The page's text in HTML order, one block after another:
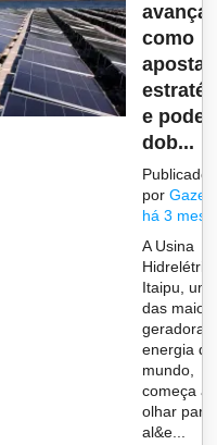
avança
como
aposta
e pode
dob...
Publicado
por
há 3
A Usina
Itaipu,
das
geradoras
energia do
mundo,
começa a
olhar para
al&e...